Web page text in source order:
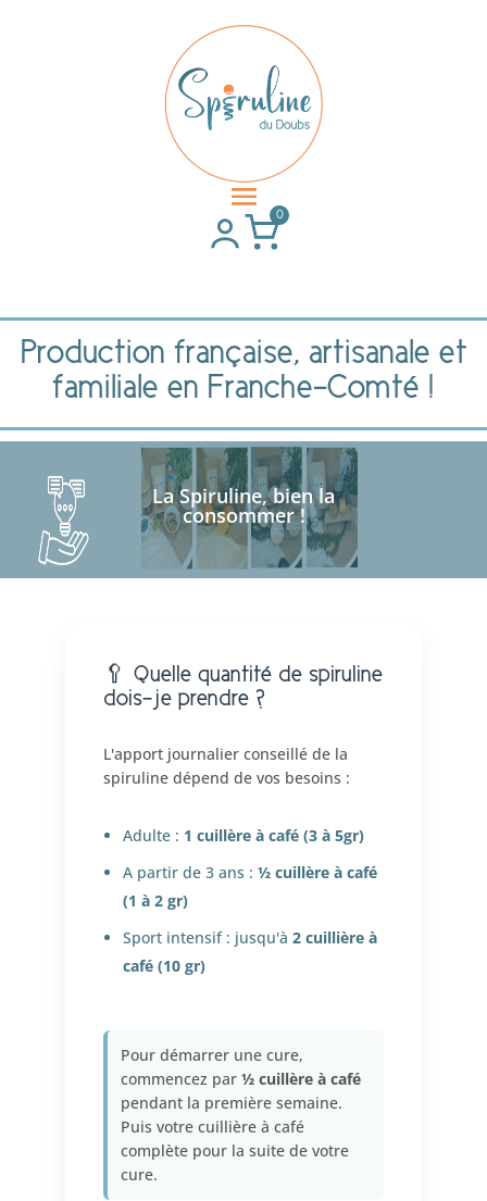
0
Production française, artisanale et
familiale en Franche-Comté !
La Spiruline, bien la
consommer !
🥄 Quelle quantité de spiruline
dois-je prendre ?
L'apport journalier conseillé de la
spiruline dépend de vos besoins :
Adulte : 1 cuillère à café (3 à 5gr)
A partir de 3 ans : ½ cuillère à café
(1 à 2 gr)
Sport intensif : jusqu'à 2 cuillière à
café (10 gr)
Pour démarrer une cure,
commencez par ½ cuillère à café
pendant la première semaine.
Puis votre cuillière à café
complète pour la suite de votre
cure.